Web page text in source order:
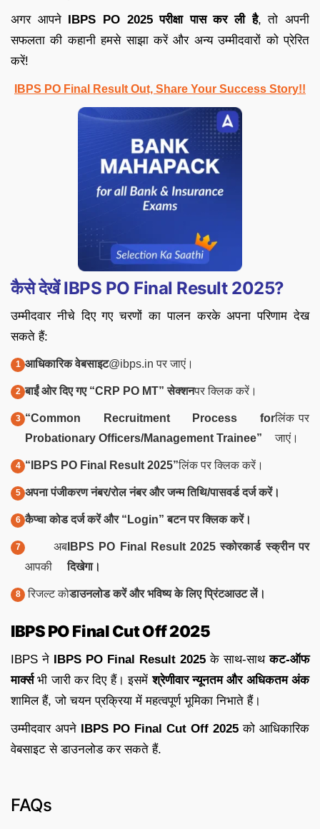
अगर आपने IBPS PO 2025 परीक्षा पास कर ली है, तो अपनी
सफलता की कहानी हमसे साझा करें और अन्य उम्मीदवारों को प्रेरित
करें!
IBPS PO Final Result Out, Share Your Success Story!!
कैसे देखें IBPS PO Final Result 2025?
उम्मीदवार नीचे दिए गए चरणों का पालन करके अपना परिणाम देख
सकते हैं:
आधिकारिक वेबसाइट@ibps.in पर जाएं।
बाईं ओर दिए गए “CRP PO MT” सेक्शनपर क्लिक करें।
“Common Recruitment Process for
Probationary Officers/Management Trainee”
लिंक पर
जाएं।
“IBPS PO Final Result 2025”लिंक पर क्लिक करें।
अपना पंजीकरण नंबर/रोल नंबर और जन्म तिथि/पासवर्ड दर्ज करें।
कैप्चा कोड दर्ज करें और “Login” बटन पर क्लिक करें।
अब
आपकी
IBPS PO Final Result 2025 स्कोरकार्ड स्क्रीन पर
दिखेगा।
रिजल्ट कोडाउनलोड करें और भविष्य के लिए प्रिंटआउट लें।
IBPS PO Final Cut Off 2025
IBPS ने IBPS PO Final Result 2025 के साथ-साथकट-ऑफ
मार्क्सभी जारी कर दिए हैं। इसमेंश्रेणीवार न्यूनतम और अधिकतम अंक
शामिल हैं, जो चयन प्रक्रिया में महत्वपूर्ण भूमिका निभाते हैं।
उम्मीदवार अपने IBPS PO Final Cut Off 2025 को आधिकारिक
वेबसाइट से डाउनलोड कर सकते हैं.
FAQs